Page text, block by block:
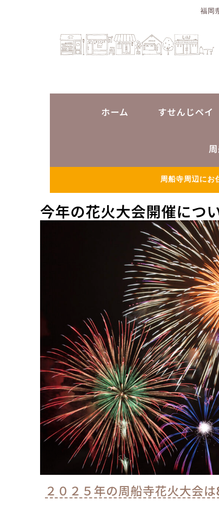
福岡
ホーム すせんじペイ
周船寺周辺にお
今年の花火大会開催につ
２０２５年の周船寺花火大会は